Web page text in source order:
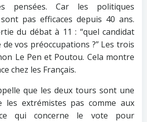
pensées. Car les politiques
pas efficaces depuis 40 ans.
du débat à 11 : “quel candidat
vos préoccupations ?” Les trois
Le Pen et Poutou. Cela montre
chez les Français.
que les deux tours sont une
les extrémistes pas comme aux
qui concerne le vote pour